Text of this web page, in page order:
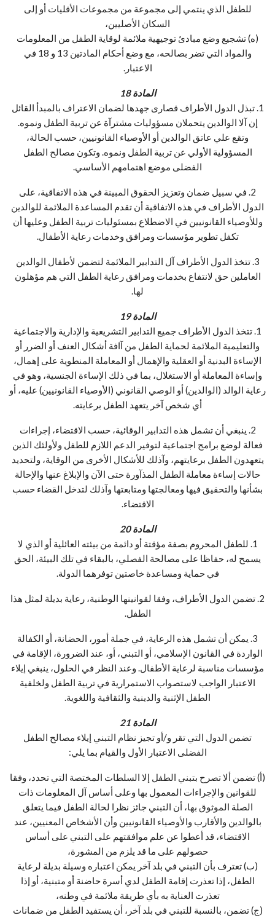
للطفل الذي ينتمي إلى مجموعة من مجموعات الأقليات أو إلى
السكان الأصليين،
(ه) تشجيع وضع مبادئ توجيهية ملائمة لوقاية الطفل من المعلومات
والمواد التي تضر بصالحه، مع وضع أحكام المادتين 13 و 18 في
الاعتبار.
المادة 18
1. تبذل الدول الأطراف قصارى جهدها لضمان الاعتراف بالمبدأ القائل
إن آلا الوالدين يتحملان مسؤوليات مشترآة عن تربية الطفل ونموه.
وتقع علي عاتق الوالدين أو الأوصياء القانونيين، حسب الحالة،
المسؤولية الأولي عن تربية الطفل ونموه. وتكون مصالح الطفل
الفضلى موضع اهتمامهم الأساسي.
2. في سبيل ضمان وتعزيز الحقوق المبينة في هذه الاتفاقية، على
الدول الأطراف في هذه الاتفاقية أن تقدم المساعدة الملائمة للوالدين
وللأوصياء القانونيين في الاضطلاع بمسئوليات تربية الطفل وعليها أن
تكفل تطوير مؤسسات ومرافق وخدمات رعاية الأطفال.
3. تتخذ الدول الأطراف آل التدابير الملائمة لتضمن لأطفال الوالدين
العاملين حق لانتفاع بخدمات ومرافق رعاية الطفل التي هم مؤهلون
لها.
المادة 19
1. تتخذ الدول الأطراف جميع التدابير التشريعية والإدارية والاجتماعية
والتعليمية الملائمة لحماية الطفل من آافة أشكال العنف أو الضرر أو
الإساءة البدنية أو العقلية والإهمال أو المعاملة المنطوية على إهمال،
وإساءة المعاملة أو الاستغلال، بما في ذلك الإساءة الجنسية، وهو في
رعاية الوالد (الوالدين) أو الوصي القانوني (الأوصياء القانونيين) عليه، أو
أي شخص آخر يتعهد الطفل برعايته.
2. ينبغي أن تشمل هذه التدابير الوقائية، حسب الاقتضاء، إجراءات
فعالة لوضع برامج اجتماعية لتوفير الدعم اللازم للطفل ولأولئك الذين
يتعهدون الطفل برعايتهم، وآذلك للأشكال الأخرى من الوقاية، ولتحديد
حالات إساءة معاملة الطفل المذآورة حتى الآن والإبلاغ عنها والإحالة
بشأنها والتحقيق فيها ومعالجتها ومتابعتها وآذلك لتدخل القضاء حسب
الاقتضاء.
المادة 20
1. للطفل المحروم بصفة مؤقتة أو دائمة من بيئته العائلية أو الذي لا
يسمح له، حفاظا على مصالحة الفصلي، بالبقاء في تلك البيئة، الحق
في حماية ومساعدة خاصتين توفرهما الدولة.
2. تضمن الدول الأطراف، وفقا لقوانينها الوطنية، رعاية بديلة لمثل هذا
الطفل.
3. يمكن أن تشمل هذه الرعاية، في جملة أمور، الحضانة، أو الكفالة
الواردة في القانون الإسلامي، أو التبني، أو، عند الضرورة، الإقامة في
مؤسسات مناسبة لرعاية الأطفال. وعند النظر في الحلول، ينبغي إيلاء
الاعتبار الواجب لاستصواب الاستمرارية في تربية الطفل ولخلفية
الطفل الإثنية والدينية والثقافية واللغوية.
المادة 21
تضمن الدول التي تقر و/أو تجيز نظام التبني إيلاء مصالح الطفل
الفضلى الاعتبار الأول والقيام بما يلي:
(أ) تضمن ألا تصرح بتبني الطفل إلا السلطات المختصة التي تحدد، وفقا
للقوانين والإجراءات المعمول بها وعلى أساس آل المعلومات ذات
الصلة الموثوق بها، أن التبني جائز نظرا لحالة الطفل فيما يتعلق
بالوالدين والأقارب والأوصياء القانونيين وأن الأشخاص المعنيين، عند
الاقتضاء، قد أعطوا عن علم موافقتهم على التبني على أساس
حصولهم على ما قد يلزم من المشورة،
(ب) تعترف بأن التبني في بلد آخر يمكن اعتباره وسيلة بديلة لرعاية
الطفل، إذا تعذرت إقامة الطفل لدي أسرة حاضنة أو متبنية، أو إذا
تعذرت العناية به بأي طريقة ملائمة في وطنه،
(ج) تضمن، بالنسبة للتبني في بلد آخر، أن يستفيد الطفل من ضمانات